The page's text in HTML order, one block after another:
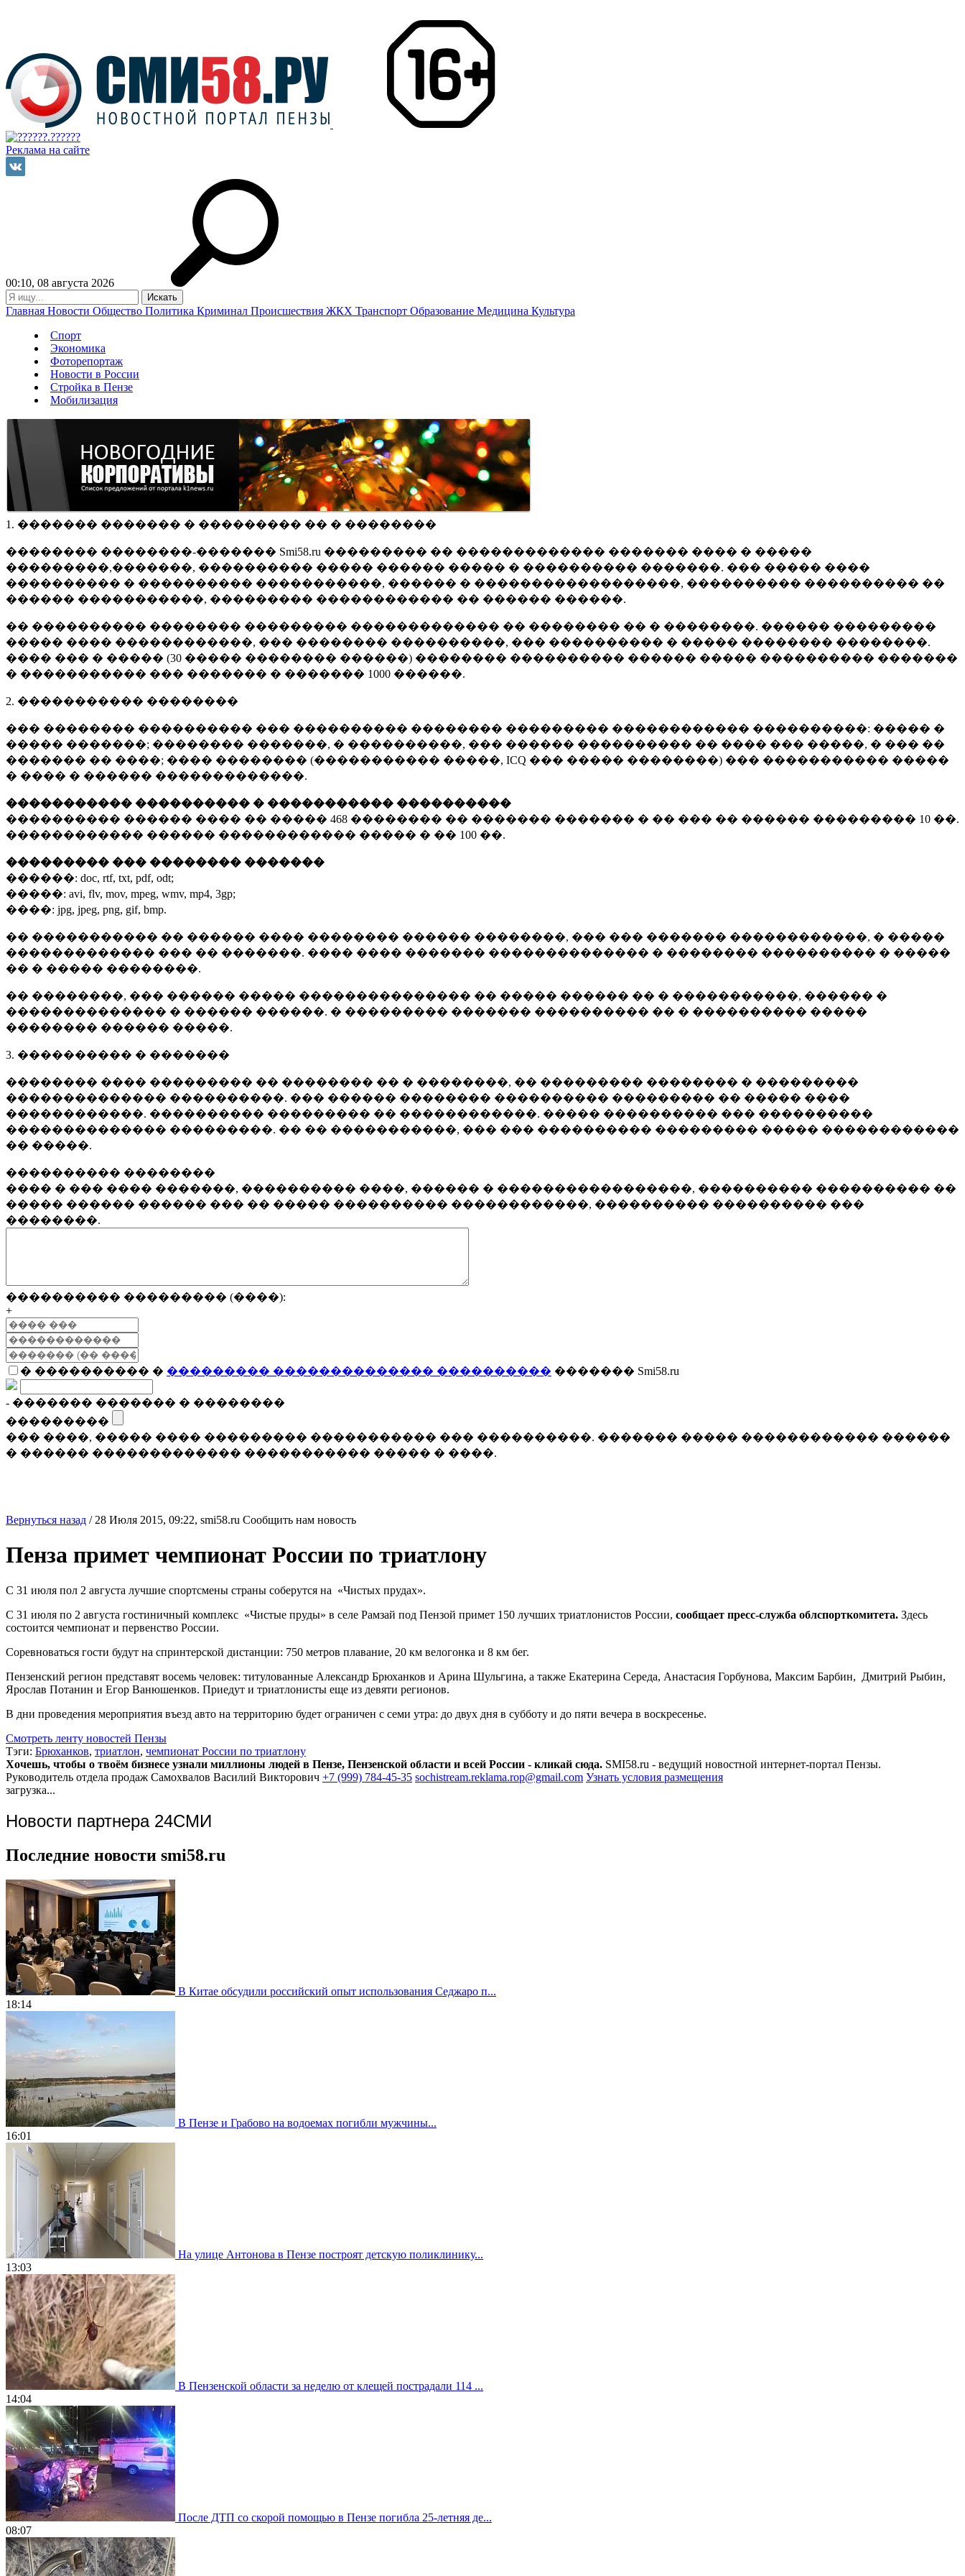
Реклама на сайте
00:10, 08 августа 2026
Главная Новости Общество Политика Криминал Происшествия ЖКХ Транспорт Образование Медицина Культура
Спорт
Экономика
Фоторепортаж
Новости в России
Стройка в Пензе
Мобилизация
1. ������� ������� � ��������� �� � ��������
�������� ��������-������� Smi58.ru ��������� �� ������������� ������� ���� � �����
���������,�������, ���������� ����� ������ ����� � ���������� �������. ��� ����� ����
���������� � ���������� �����������, ������ � ������������������, ���������� ���������� ��
������ �����������, ��������� ������������ �� ������ ������.
�� ���������� �������� ��������� ������������� �� �������� �� � ��������. ������ ���������
����� ���� ������������, ��� �������� ����������, ��� ���������� � ����� �������� ��������.
���� ��� � ����� (30 ����� �������� ������) �������� ���������� ������ ����� ���������� �������
� ����������� ��� ������� � ������� 1000 ������.
2. ����������� ��������
��� �������� ���������� ��� ���������� �������� ��������� ������������ ����������: ����� �
����� �������; �������� �������, � ����������, ��� ������ ���������� �� ���� ��� �����, � ��� ��
������� �� ����; ���� �������� (����������� �����, ICQ ��� ����� ��������) ��� ����������� �����
� ���� � ������ �������������.
����������� ���������� � ����������� ����������
���������� ������ ���� �� ����� 468 �������� �� ������� ������� � �� ��� �� ������ ��������� 10 ��.
������������ ������ ������������ ����� � �� 100 ��.
��������� ��� �������� �������
������: doc, rtf, txt, pdf, odt;
�����: avi, flv, mov, mpeg, wmv, mp4, 3gp;
����: jpg, jpeg, png, gif, bmp.
�� ����������� �� ������ ���� �������� ������ ��������, ��� ��� ������� ������������, � �����
������������� ��� �� �������. ���� ���� ������� �������������� � �������� ���������� � �����
�� � ����� ��������.
�� ��������, ��� ������ ����� ��������������� �� ����� ������ �� � �����������, ������ �
�������������� � ������ ������. � ��������� ������� ���������� �� � ���������� �����
�������� ������ �����.
3. ���������� � �������
�������� ���� ��������� �� �������� �� � ��������, �� ��������� �������� � ���������
�������������� ����������. ��� ������ �������� ���������� ��������� �� ����� ����
������������. ���������� ��������� �� ������������. ����� ���������� ��� ����������
�������������� ���������. �� �� �����������, ��� ��� ���������� ��������� ����� ������������
�� �����.
���������� ��������
���� � ��� ���� �������, ���������� ����, ������ � �����������������, ���������� ���������� ��
����� ������ ������ ��� �� ����� ���������� ������������, ���������� ���������� ���
��������.
���������� ��������� (����):
+
� ���������� � ��������� �������������� ���������� ������� Smi58.ru
- ������� ������� � ��������
���������
��� ����, ����� ���� ��������� ����������� ��� ����������. ������� ����� ������������ ������
� ������ ������������� ����������� ����� � ����.
Вернуться назад / 28 Июля 2015, 09:22, smi58.ru Сообщить нам новость
Пенза примет чемпионат России по триатлону
С 31 июля пол 2 августа лучшие спортсмены страны соберутся на «Чистых прудах».
С 31 июля по 2 августа гостиничный комплекс «Чистые пруды» в селе Рамзай под Пензой примет 150 лучших триатлонистов России, сообщает пресс-служба облспорткомитета. Здесь
состоится чемпионат и первенство России.
Соревноваться гости будут на спринтерской дистанции: 750 метров плавание, 20 км велогонка и 8 км бег.
Пензенский регион представят восемь человек: титулованные Александр Брюханков и Арина Шульгина, а также Екатерина Середа, Анастасия Горбунова, Максим Барбин, Дмитрий Рыбин,
Ярослав Потанин и Егор Ванюшенков. Приедут и триатлонисты еще из девяти регионов.
В дни проведения мероприятия въезд авто на территорию будет ограничен с семи утра: до двух дня в субботу и до пяти вечера в воскресенье.
Смотреть ленту новостей Пензы
Тэги: Брюханков, триатлон, чемпионат России по триатлону
Хочешь, чтобы о твоём бизнесе узнали миллионы людей в Пензе, Пензенской области и всей России - кликай сюда. SMI58.ru - ведущий новостной интернет-портал Пензы.
Руководитель отдела продаж Самохвалов Василий Викторович +7 (999) 784-45-35 sochistream.reklama.rop@gmail.com Узнать условия размещения
загрузка...
Новости партнера 24СМИ
Последние новости smi58.ru
В Китае обсудили российский опыт использования Седжаро п...
18:14
В Пензе и Грабово на водоемах погибли мужчины...
16:01
На улице Антонова в Пензе построят детскую поликлинику...
13:03
В Пензенской области за неделю от клещей пострадали 114 ...
14:04
После ДТП со скорой помощью в Пензе погибла 25-летняя де...
08:07